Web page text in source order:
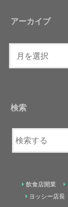
アーカイブ
検索
飲食店開業
ヨッシー店長